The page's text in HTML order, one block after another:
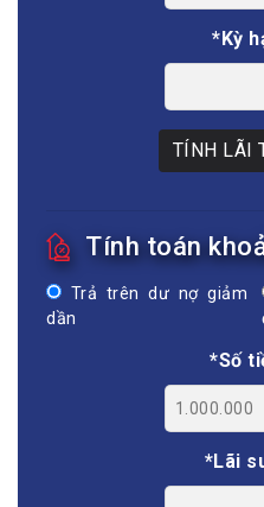
*Kỳ
TÍNH LÃI
Tính toán
Trả trên dư nợ giảm
dần
*Số
*Lãi